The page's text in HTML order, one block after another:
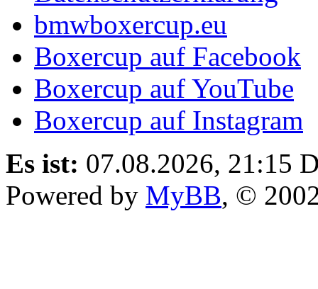
bmwboxercup.eu
Boxercup auf Facebook
Boxercup auf YouTube
Boxercup auf Instagram
Es ist: 07.08.2026, 21:15
Powered by MyBB, ©